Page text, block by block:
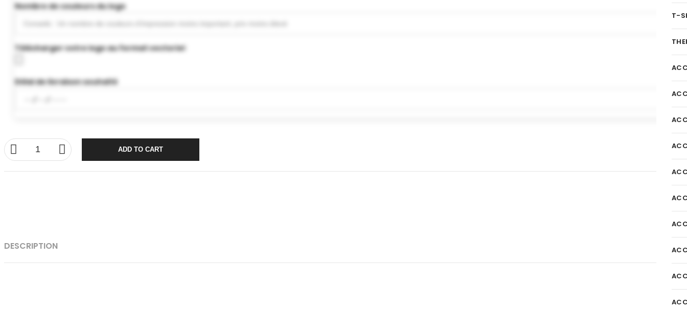
Nombre de couleurs du logo
Télécharger votre logo au format vectoriel
Délai de livraison souhaité
ADD TO CART
DESCRIPTION
T-